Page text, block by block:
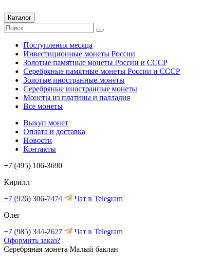
Каталог
Поступления месяца
Инвестиционные монеты России
Золотые памятные монеты России и СССР
Серебряные памятные монеты России и СССР
Золотые иностранные монеты
Серебряные иностранные монеты
Монеты из платины и палладия
Все монеты
Выкуп монет
Оплата и доставка
Новости
Контакты
+7 (495) 106-3690
Кирилл
+7 (926) 306-7474
Чат в Telegram
Олег
+7 (985) 344-2627
Чат в Telegram
Оформить заказ?
Серебряная монета Малый баклан